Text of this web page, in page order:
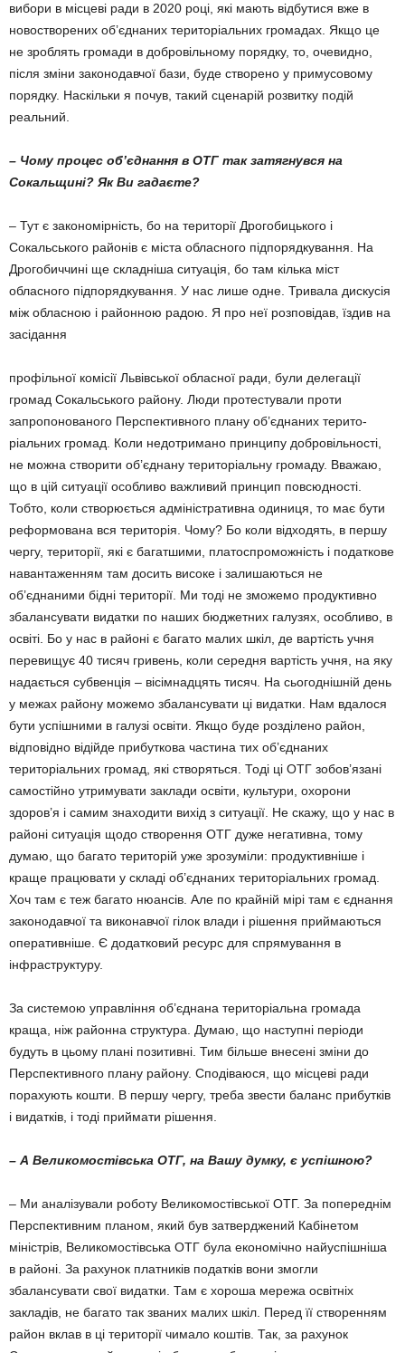
вибори в місцеві ради в 2020 ро­ці, які мають відбутися вже в
новостворених об’єднаних територіальних громадах. Якщо це
не зроблять громади в добровільному порядку, то, очевидно,
після зміни законодавчої бази, буде створено у примусовому
порядку. Наскіль­ки я почув, такий сценарій розвитку подій
реальний.
– Чому процес об’єднання в ОТГ так за­тягнувся на
Сокальщині? Як Ви гадаєте?
– Тут є закономірність, бо на території Дрогобицького і
Сокальського районів є міста обласного підпорядкування. На
Дрогобиччині ще складніша ситуація, бо там кілька міст
обласного підпорядкування. У нас лише одне. Тривала дискусія
між обласною і районною радою. Я про неї розповідав, їздив на
засідання
профільної комісії Львівської обласної ради, були делегації
громад Сокальського району. Люди протестували проти
запропонованого Перспективного плану об’єднаних терито­
ріальних громад. Коли недотримано принципу добровільності,
не можна створити об’єднану територіальну громаду. Вважаю,
що в цій ситу­ації особливо важливий принцип повсюдності.
Тобто, коли створюється адміністративна оди­ниця, то має бути
реформована вся територія. Чому? Бо коли відходять, в першу
чергу, тери­торії, які є багатшими, платоспроможність і податкове
навантаженням там досить високе і залишаються не
об’єднаними бідні території. Ми тоді не зможемо продуктивно
збалансувати видатки по наших бюджетних галузях, особ­ливо, в
освіті. Бо у нас в районі є багато малих шкіл, де вартість учня
перевищує 40 тисяч гривень, коли середня вартість учня, на яку
надається субвенція – вісімнадцять тисяч. На сьогоднішній день
у межах району можемо збалансувати ці видатки. Нам вдалося
бути успішними в галузі освіти. Якщо буде розділено район,
відповідно відійде прибуткова частина тих об’єднаних
територіальних громад, які створяться. Тоді ці ОТГ зобов’язані
самостійно утримувати заклади освіти, культури, охорони
здоров’я і самим знаходити вихід з ситуації. Не скажу, що у нас в
районі ситуація щодо створення ОТГ дуже негативна, тому
думаю, що багато територій уже зрозуміли: продук­тивніше і
краще працювати у складі об’єднаних територіальних громад.
Хоч там є теж багато нюансів. Але по крайній мірі там є єднання
законодавчої та виконавчої гілок влади і рішен­ня приймаються
оперативніше. Є додатковий ресурс для спрямування в
інфраструктуру.
За системою управління об’єднана терито­ріальна громада
краща, ніж районна структура. Думаю, що наступні періоди
будуть в цьому плані позитивні. Тим більше внесені зміни до
Перспективного плану району. Сподіваюся, що місцеві ради
порахують кошти. В першу чергу, треба звести баланс прибутків
і видатків, і тоді приймати рішення.
– А Великомостівська ОТГ, на Вашу думку, є успішною?
– Ми аналізували роботу Великомостівської ОТГ. За попереднім
Перспективним планом, який був затверджений Кабінетом
міністрів, Великомостівська ОТГ була економічно найус­пішніша
в районі. За рахунок платників податків вони змогли
збалансувати свої видатки. Там є хороша мережа освітніх
закладів, не багато так званих малих шкіл. Перед її створенням
район вклав в ці території чимало коштів. Так, за рахунок